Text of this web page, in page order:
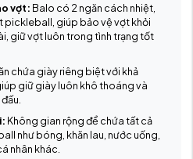
vợt: Balo có 2 ngăn cách nhiệt,
pickleball, giúp bảo vệ vợt khỏi
giữ vợt luôn trong tình trạng tốt
chứa giày riêng biệt với khả
giữ giày luôn khô thoáng và
Không gian rộng để chứa tất cả
như bóng, khăn lau, nước uống,
nhân khác.